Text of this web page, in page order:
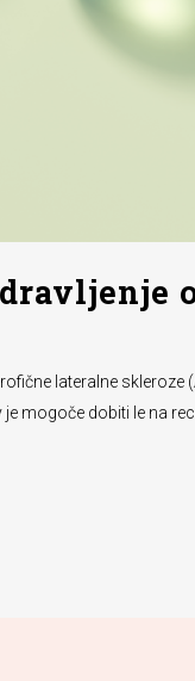
lateralne
dobiti le na